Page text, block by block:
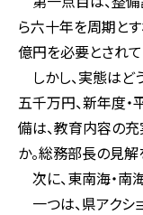
ら六十年を周期と
億円を必要とされて
しかし、実態はど
五千万円、新年度
備は、教育内容の
か。総務部長の見解
次に、東南海・南
一つは、県アクシ